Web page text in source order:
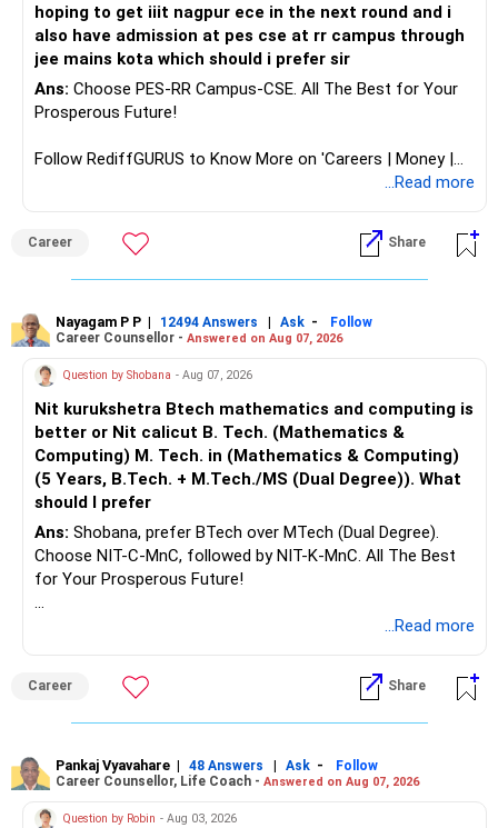
निष्कर्ष
आपका वर्तमान एसआईपी पोर्टफोलियो अच्छी तरह से विविधतापूर्ण है और सही
रास्ते पर है। समायोजन के साथ एक संतुलित दृष्टिकोण इसे और भी बेहतर बना
सकता है। एसआईपी के माध्यम से म्यूचुअल फंड में निवेश करना धन सृजन के
उसे संतुलित करें। इससे यह सुनिश्चित होता है कि यह आपके वित्तीय लक्ष्यों और
मुख्य वित्तीय योजनाकार,
www.holisticinvestment.in
hoping to get iiit nagpur ece in the next round and i
also have admission at pes cse at rr campus through
jee mains kota which should i prefer sir
Ans: Choose PES-RR Campus-CSE. All The Best for Your
Prosperous Future!
Follow RediffGURUS to Know More on 'Careers | Money |
...Read more
Career Share
Nayagam P P | 12494 Answers | Ask -
Follow
Career Counsellor - Answered on Aug 07, 2026
Question by Shobana - Aug 07, 2026
Nit kurukshetra Btech mathematics and computing is
better or Nit calicut B. Tech. (Mathematics &
Computing) M. Tech. in (Mathematics & Computing)
(5 Years, B.Tech. + M.Tech./MS (Dual Degree)). What
should I prefer
Ans: Shobana, prefer BTech over MTech (Dual Degree).
Choose NIT-C-MnC, followed by NIT-K-MnC. All The Best
for Your Prosperous Future!
Follow RediffGURUS to Know More on 'Careers | Money |
...Read more
Career Share
Pankaj Vyavahare | 48 Answers | Ask -
Follow
Career Counsellor, Life Coach - Answered on Aug 07, 2026
Question by Robin - Aug 03, 2026